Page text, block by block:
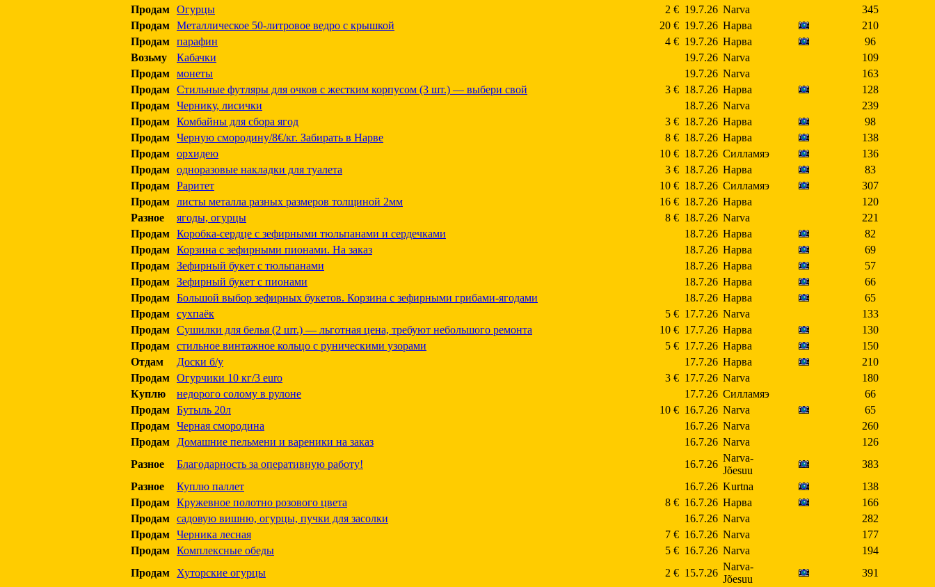
Продам Огурцы 2 € 19.7.26 Narva
345
Продам Металлическое 50-литровое ведро с крышкой 20 € 19.7.26 Нарва
210
Продам парафин 4 € 19.7.26 Нарва
96
Возьму
Кабачки 19.7.26 Narva
109
Продам монеты 19.7.26 Narva
163
Продам Стильные футляры для очков с жестким корпусом (3 шт.) — выбери свой 3 € 18.7.26 Нарва
128
Продам Чернику, лисички 18.7.26 Narva
239
Продам Комбайны для сбора ягод 3 € 18.7.26 Нарва
98
Продам Черную смородину/8€/кг. Забирать в Нарве 8 € 18.7.26 Нарва
138
Продам орхидею 10 € 18.7.26 Силламяэ
136
Продам одноразовые накладки для туалета 3 € 18.7.26 Нарва
83
Продам Раритет 10 € 18.7.26 Силламяэ
307
Продам листы металла разных размеров толщиной 2мм 16 € 18.7.26 Нарва
120
Разное
ягоды, огурцы 8 € 18.7.26 Narva
221
Продам Коробка-сердце с зефирными тюльпанами и сердечками 18.7.26 Нарва
82
Продам Корзина с зефирными пионами. На заказ 18.7.26 Нарва
69
Продам Зефирный букет с тюльпанами 18.7.26 Нарва
57
Продам Зефирный букет с пионами 18.7.26 Нарва
66
Продам Большой выбор зефирных букетов. Корзина с зефирными грибами-ягодами 18.7.26 Нарва
65
Продам сухпаёк 5 € 17.7.26 Narva
133
Продам Сушилки для белья (2 шт.) — льготная цена, требуют небольшого ремонта 10 € 17.7.26 Нарва
130
Продам стильное винтажное кольцо с руническими узорами 5 € 17.7.26 Нарва
150
Отдам
Доски б/у 17.7.26 Нарва
210
Продам Огурчики 10 кг/3 euro 3 € 17.7.26 Narva
180
Куплю
недорого солому в рулоне 17.7.26 Силламяэ
66
Продам Бутыль 20л 10 € 16.7.26 Narva
65
Продам Черная смородина 16.7.26 Narva
260
Продам
Домашние пельмени и вареники на заказ 16.7.26 Narva
126
Разное
Благодарность за оперативную работу! 16.7.26
Narva-
Jõesuu
383
Разное
Куплю паллет 16.7.26 Kurtna
138
Продам Кружевное полотно розового цвета 8 € 16.7.26 Нарва
166
Продам садовую вишню, огурцы, пучки для засолки 16.7.26 Narva
282
Продам Черника лесная 7 € 16.7.26 Narva
177
Продам Комплексные обеды 5 € 16.7.26 Narva
194
Продам
Хуторские огурцы 2 € 15.7.26
Narva-
Jõesuu
391